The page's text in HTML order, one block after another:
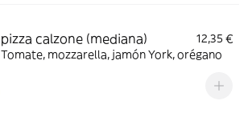
pizza calzone (mediana)
12,35 €
Tomate, mozzarella, jamón York, orégano